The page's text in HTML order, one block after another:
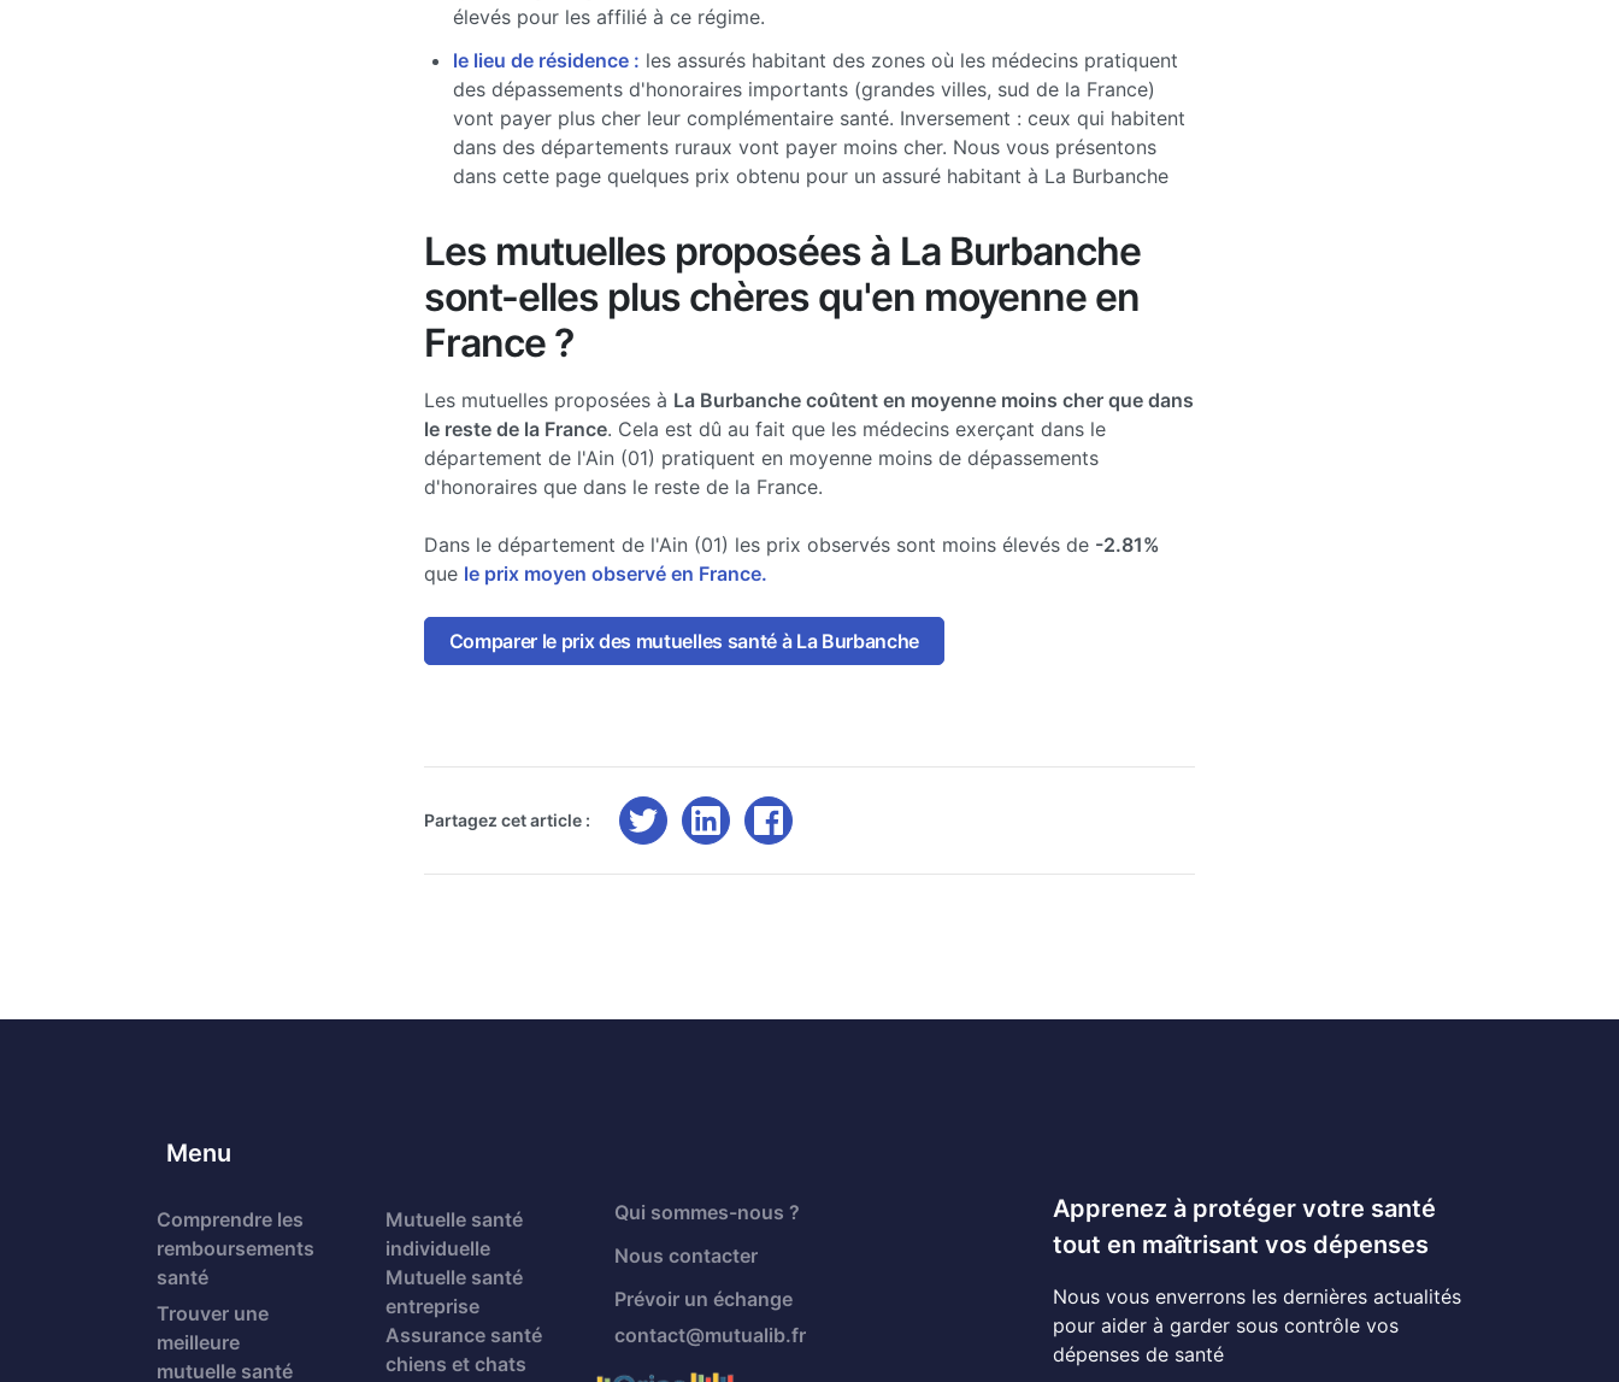
élevés pour les affilié à ce régime.
le lieu de résidence : les assurés habitant des zones où les médecins pratiquent
des dépassements d'honoraires importants (grandes villes, sud de la France)
vont payer plus cher leur complémentaire santé. Inversement : ceux qui habitent
dans des départements ruraux vont payer moins cher. Nous vous présentons
dans cette page quelques prix obtenu pour un assuré habitant à La Burbanche
Les mutuelles proposées à La Burbanche
sont-elles plus chères qu'en moyenne en
France ?
Les mutuelles proposées à La Burbanche coûtent en moyenne moins cher que dans
le reste de la France. Cela est dû au fait que les médecins exerçant dans le
département de l'Ain (01) pratiquent en moyenne moins de dépassements
d'honoraires que dans le reste de la France.
Dans le département de l'Ain (01) les prix observés sont moins élevés de -2.81%
que le prix moyen observé en France.
Comparer le prix des mutuelles santé à La Burbanche
Partagez cet article :
Menu
Comprendre les
remboursements
santé
Trouver une
meilleure
mutuelle santé
Mutuelle santé
individuelle
Mutuelle santé
entreprise
Assurance santé
chiens et chats
Qui sommes-nous ?
Nous contacter
Prévoir un échange
contact@mutualib.fr
Apprenez à protéger votre santé
tout en maîtrisant vos dépenses
Nous vous enverrons les dernières actualités
pour aider à garder sous contrôle vos
dépenses de santé